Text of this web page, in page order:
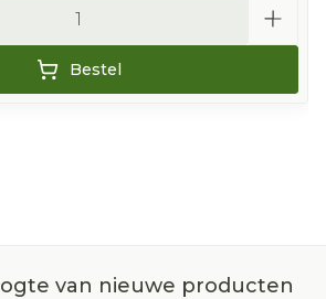
Bestel
van nieuwe producten